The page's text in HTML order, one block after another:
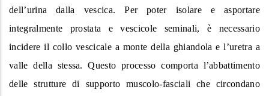
dell’urina dalla vescica. Per poter isolare e asportare
integralmente prostata e vescicole seminali, è necessario
incidere il collo vescicale a monte della ghiandola e l’uretra a
valle della stessa. Questo processo comporta l’abbattimento
delle strutture di supporto muscolo-fasciali che circondano